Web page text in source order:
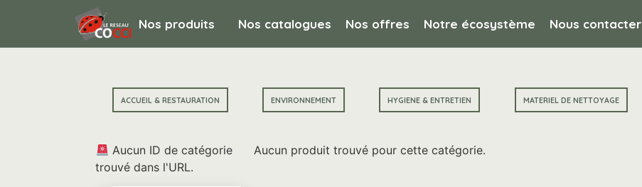
Nos produits Nos catalogues Nos offres Notre écosystème Nous contacter
ACCUEIL & RESTAURATION ENVIRONNEMENT HYGIENE & ENTRETIEN MATERIEL DE NETTOYAGE
Aucun ID de catégorie
trouvé dans l'URL.
Aucun produit trouvé pour cette catégorie.